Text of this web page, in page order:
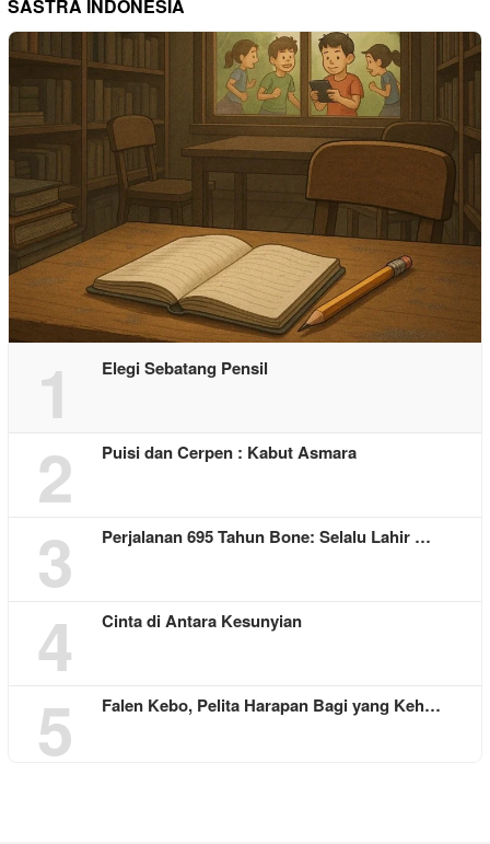
SASTRA INDONESIA
1 Elegi Sebatang Pensil
2 Puisi dan Cerpen : Kabut Asmara
3 Perjalanan 695 Tahun Bone: Selalu Lahir …
4 Cinta di Antara Kesunyian
5 Falen Kebo, Pelita Harapan Bagi yang Keh…